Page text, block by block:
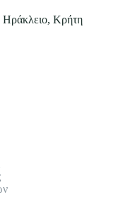
Κρήτη